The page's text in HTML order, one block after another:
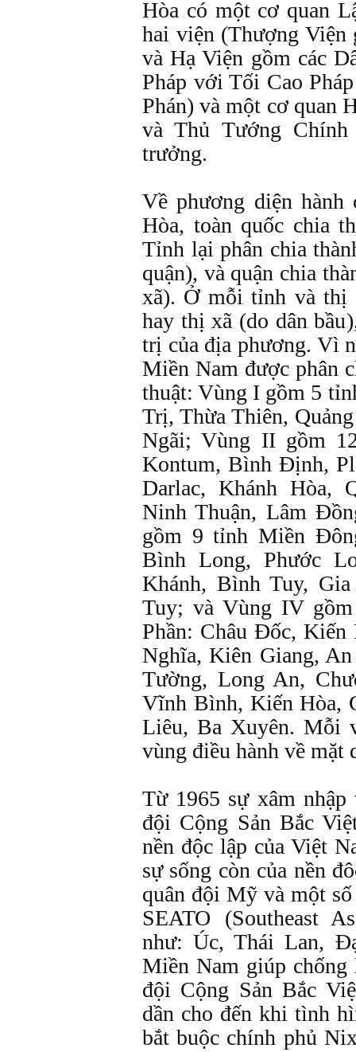
Hòa có một cơ quan
hai viện (Thượng Viện
và Hạ Viện gồm các
Pháp với Tối Cao
Phán) và một cơ quan
và Thủ Tướng
trưởng.
Về phương diện
Hòa, toàn quốc chia
Tỉnh lại phân chia
quận), và quận chia
xã). Ở mỗi tỉnh và thị
hay thị xã (do dân
trị của địa phương. Vì
Miền Nam được phân
thuật: Vùng I gồm 5
Trị, Thừa Thiên,
Ngãi; Vùng II gồm
Kontum, Bình Định,
Darlac, Khánh Hòa,
Ninh Thuận, Lâm
gồm 9 tỉnh Miền
Bình Long, Phước
Khánh, Bình Tuy,
Tuy; và Vùng IV
Phần: Châu Đốc, Kiến
Nghĩa, Kiên Giang,
Tường, Long An,
Vĩnh Bình, Kiến Hòa,
Liêu, Ba Xuyên. Mỗi
vùng điều hành về mặt
Từ 1965 sự xâm nhập
đội Cộng Sản Bắc
nền độc lập của Việt
sự sống còn của nền
quân đội Mỹ và một
SEATO (Southeast
như: Úc, Thái Lan,
Miền Nam giúp chống
đội Cộng Sản Bắc
dần cho đến khi tình
bắt buộc chính phủ